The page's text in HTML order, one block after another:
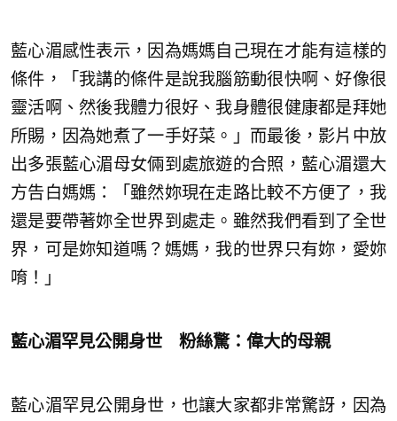
藍心湄感性表示，因為媽媽自己現在才能有這樣的
條件，「我講的條件是說我腦筋動很快啊、好像很
靈活啊、然後我體力很好、我身體很健康都是拜她
所賜，因為她煮了一手好菜。」而最後，影片中放
出多張藍心湄母女倆到處旅遊的合照，藍心湄還大
方告白媽媽：「雖然妳現在走路比較不方便了，我
還是要帶著妳全世界到處走。雖然我們看到了全世
界，可是妳知道嗎？媽媽，我的世界只有妳，愛妳
唷！」
藍心湄罕見公開身世 粉絲驚：偉大的母親
藍心湄罕見公開身世，也讓大家都非常驚訝，因為